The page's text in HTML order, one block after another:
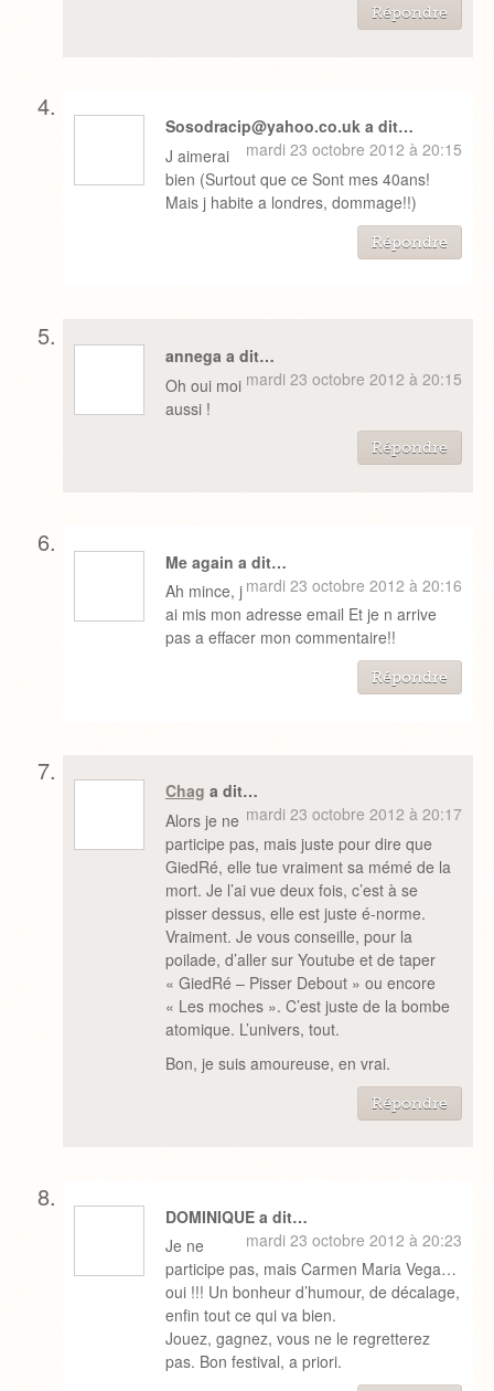
Répondre
Sosodracip@yahoo.co.uk a dit…
mardi 23 octobre 2012 à 20:15
J aimerai
bien (Surtout que ce Sont mes 40ans!
Mais j habite a londres, dommage!!)
Répondre
annega a dit…
mardi 23 octobre 2012 à 20:15
Oh oui moi
aussi !
Répondre
Me again a dit…
mardi 23 octobre 2012 à 20:16
Ah mince, j
ai mis mon adresse email Et je n arrive
pas a effacer mon commentaire!!
Répondre
Chag a dit…
mardi 23 octobre 2012 à 20:17
Alors je ne
participe pas, mais juste pour dire que
GiedRé, elle tue vraiment sa mémé de la
mort. Je l’ai vue deux fois, c’est à se
pisser dessus, elle est juste é-norme.
Vraiment. Je vous conseille, pour la
poilade, d’aller sur Youtube et de taper
« GiedRé – Pisser Debout » ou encore
« Les moches ». C’est juste de la bombe
atomique. L’univers, tout.
Bon, je suis amoureuse, en vrai.
Répondre
DOMINIQUE a dit…
mardi 23 octobre 2012 à 20:23
Je ne
participe pas, mais Carmen Maria Vega…
oui !!! Un bonheur d’humour, de décalage,
enfin tout ce qui va bien.
Jouez, gagnez, vous ne le regretterez
pas. Bon festival, a priori.